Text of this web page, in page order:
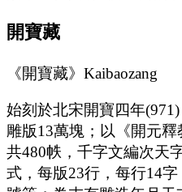
開寶藏
《開寶藏》Kaibaozang
始刻於北宋開寶四年
雕版13萬塊；以《開元釋
共480帙，千字文編次天
式，每版23行，每行14